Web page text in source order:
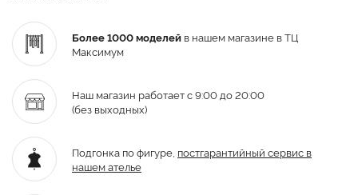
Более 1000 моделей в нашем магазине в ТЦ
Максимум
Наш магазин работает с 9:00 до 20:00
(без выходных)
Подгонка по фигуре, постгарантийный сервис в
нашем ателье